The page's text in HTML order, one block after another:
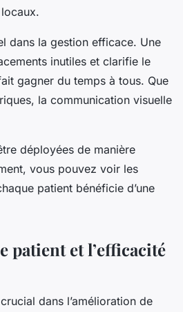
dans la gestion efficace. Une
inutiles et clarifie le
gagner du temps à tous. Que
la communication visuelle
déployées de manière
vous pouvez voir les
patient bénéficie d’une
patient et l’efficacité
dans l’amélioration de